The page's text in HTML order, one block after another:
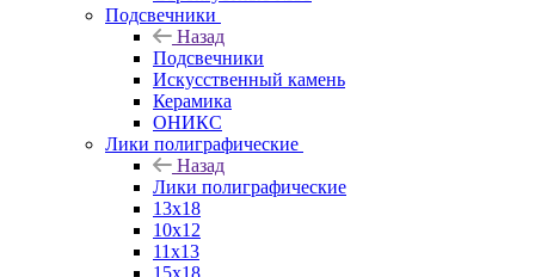
Подсвечники
Назад
Подсвечники
Искусственный камень
Керамика
ОНИКС
Лики полиграфические
Назад
Лики полиграфические
13x18
10x12
11х13
15х18